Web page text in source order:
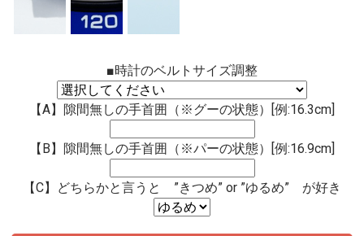
■時計のベルトサイズ調整
【A】隙間無しの手首囲（※グーの状態）[例:16.3cm]
【B】隙間無しの手首囲（※パーの状態）[例:16.9cm]
【C】どちらかと言うと ”きつめ” or ”ゆるめ” が好き